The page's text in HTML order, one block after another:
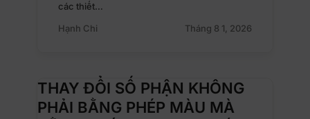
các thiết…
Hạnh Chi
Tháng 8 1, 2026
THAY ĐỔI SỐ PHẬN KHÔNG
PHẢI BẰNG PHÉP MÀU MÀ